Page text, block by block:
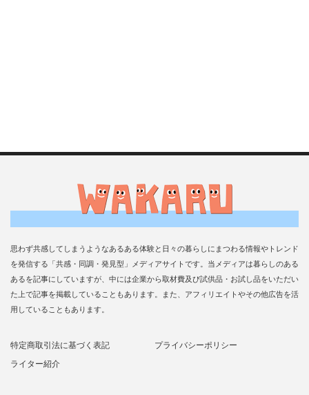
思わず共感してしまうようなあるある体験と日々の暮らしにまつわる情報やトレンド
を発信する「共感・同調・発見型」メディアサイトです。当メディアは暮らしのある
あるを記事にしていますが、中には企業から取材費及び試供品・お試し品をいただい
た上で記事を掲載していることもあります。また、アフィリエイトやその他広告を活
用していることもあります。
特定商取引法に基づく表記
プライバシーポリシー
ライター紹介